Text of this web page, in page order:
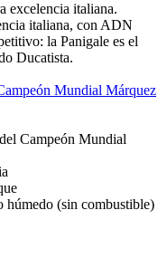
excelencia italiana.
italiana, con ADN
la Panigale es el
Ducatista.
Mundial Márquez
Campeón Mundial
húmedo (sin combustible)